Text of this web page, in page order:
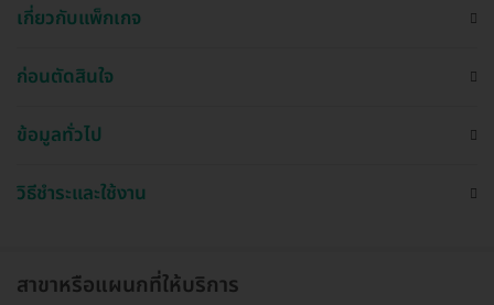
เกี่ยวกับแพ็กเกจ
ก่อนตัดสินใจ
ข้อมูลทั่วไป
วิธีชำระและใช้งาน
สาขาหรือแผนกที่ให้บริการ